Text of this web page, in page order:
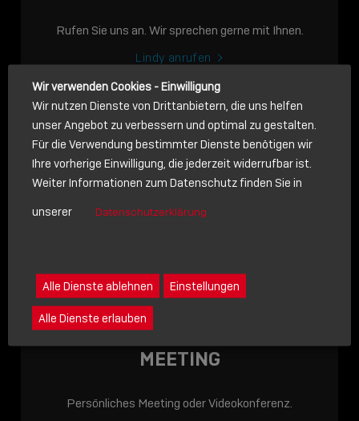
LINDY ACADEMY
JETZT ONLINE
VERFÜGBAR: DIE
LINDY ACADEMY –
WISSEN, DAS
Rufen Sie uns an. Wir sprechen gerne mit Ihnen.
Lindy anrufen
NACHRICHT
Schreiben Sie lieber? Dann schicken Sie uns gerne eine
MEETING
Persönliches Meeting oder Videokonferenz.
Wir verwenden Cookies - Einwilligung
Wir nutzen Dienste von Drittanbietern, die uns helfen
unser Angebot zu verbessern und optimal zu gestalten.
Für die Verwendung bestimmter Dienste benötigen wir
Ihre vorherige Einwilligung, die jederzeit widerrufbar ist.
Weiter Informationen zum Datenschutz finden Sie in
unserer
Datenschutzerklärung
Alle Dienste ablehnen Einstellungen
Alle Dienste erlauben